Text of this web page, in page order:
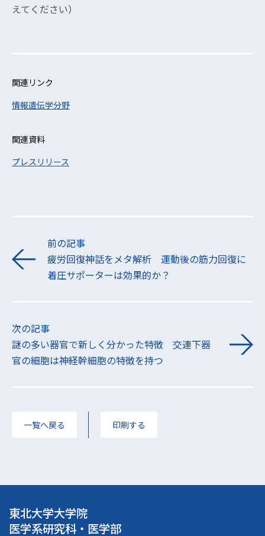
えてください）
関連リンク
情報遺伝学分野
関連資料
プレスリリース
前の記事
疲労回復神話をメタ解析 運動後の筋力回復に
着圧サポーターは効果的か？
次の記事
謎の多い器官で新しく分かった特徴 交連下器
官の細胞は神経幹細胞の特徴を持つ
一覧へ戻る 印刷する
東北大学大学院
医学系研究科・医学部